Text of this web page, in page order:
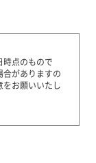
時点のもので
がありますの
お願いいたし